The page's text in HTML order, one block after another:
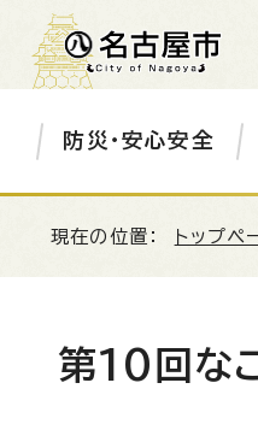
防災・安心安全
現在の位置： トップペ
第10回な